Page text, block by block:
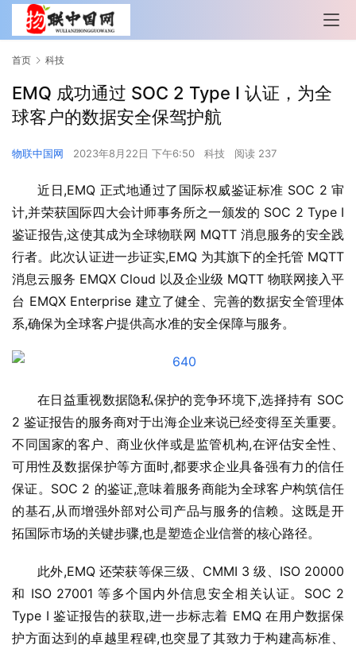
首页 科技
EMQ 成功通过 SOC 2 Type I 认证，为全
球客户的数据安全保驾护航
物联中国网 2023年8月22日 下午6:50 科技 阅读 237
近日,EMQ 正式地通过了国际权威鉴证标准 SOC 2 审
计,并荣获国际四大会计师事务所之一颁发的 SOC 2 Type I
鉴证报告,这使其成为全球物联网 MQTT 消息服务的安全践
行者。此次认证进一步证实,EMQ 为其旗下的全托管 MQTT
消息云服务 EMQX Cloud 以及企业级 MQTT 物联网接入平
台 EMQX Enterprise 建立了健全、完善的数据安全管理体
系,确保为全球客户提供高水准的安全保障与服务。
在日益重视数据隐私保护的竞争环境下,选择持有 SOC
2 鉴证报告的服务商对于出海企业来说已经变得至关重要。
不同国家的客户、商业伙伴或是监管机构,在评估安全性、
可用性及数据保护等方面时,都要求企业具备强有力的信任
保证。SOC 2 的鉴证,意味着服务商能为全球客户构筑信任
的基石,从而增强外部对公司产品与服务的信赖。这既是开
拓国际市场的关键步骤,也是塑造企业信誉的核心路径。
此外,EMQ 还荣获等保三级、CMMI 3 级、ISO 20000
和 ISO 27001 等多个国内外信息安全相关认证。SOC 2
Type I 鉴证报告的获取,进一步标志着 EMQ 在用户数据保
护方面达到的卓越里程碑,也突显了其致力于构建高标准、